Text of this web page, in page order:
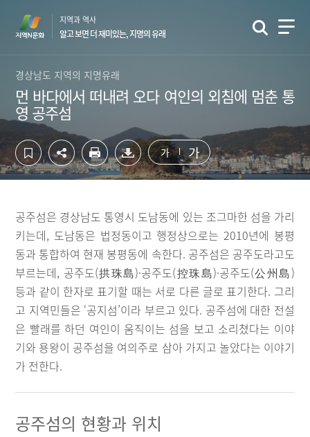
가
기
기
지역과 역사
알고 보면 더 재미있는, 지명의 유래
경상남도 지역의 지명유래
먼 바다에서 떠내려 오다 여인의 외침에 멈춘 통
영 공주섬
가 가
공주섬은 경상남도 통영시 도남동에 있는 조그마한 섬을 가리
키는데, 도남동은 법정동이고 행정상으로는 2010년에 봉평
동과 통합하여 현재 봉평동에 속한다. 공주섬은 공주도라고도
부르는데, 공주도(拱珠島)·공주도(控珠島)·공주도(公州島)
등과 같이 한자로 표기할 때는 서로 다른 글로 표기한다. 그리
고 지역민들은 ‘공지섬’이라 부르고 있다. 공주섬에 대한 전설
은 빨래를 하던 여인이 움직이는 섬을 보고 소리쳤다는 이야
기와 용왕이 공주섬을 여의주로 삼아 가지고 놀았다는 이야기
가 전한다.
공주섬의 현황과 위치